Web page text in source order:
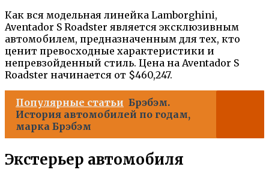
Как вся модельная линейка Lamborghini,
Aventador S Roadster является эксклюзивным
автомобилем, предназначенным для тех, кто
ценит превосходные характеристики и
непревзойденный стиль. Цена на Aventador S
Roadster начинается от $460,247.
Популярные статьи Брэбэм.
История автомобилей по годам,
марка Брэбэм
Экстерьер автомобиля